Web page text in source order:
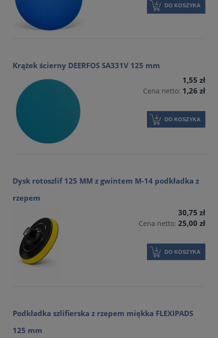
DO KOSZYKA
Krążek ścierny DEERFOS SA331V 125 mm
1,55 zł
Cena netto: 1,26 zł
DO KOSZYKA
Dysk rotoszlif 125 MM z gwintem M-14 podkładka z
rzepem
30,75 zł
Cena netto: 25,00 zł
DO KOSZYKA
Podkładka szlifierska z rzepem miękka FLEXIPADS
125 mm